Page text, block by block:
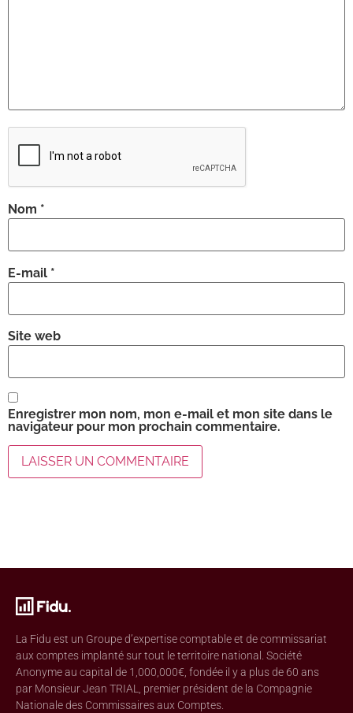
Nom *
E-mail *
Site web
Enregistrer mon nom, mon e-mail et mon site dans le
navigateur pour mon prochain commentaire.
La Fidu est un Groupe d’expertise comptable et de commissariat
aux comptes implanté sur tout le territoire national. Société
Anonyme au capital de 1,000,000€, fondée il y a plus de 60 ans
par Monsieur Jean TRIAL, premier président de la Compagnie
Nationale des Commissaires aux Comptes.